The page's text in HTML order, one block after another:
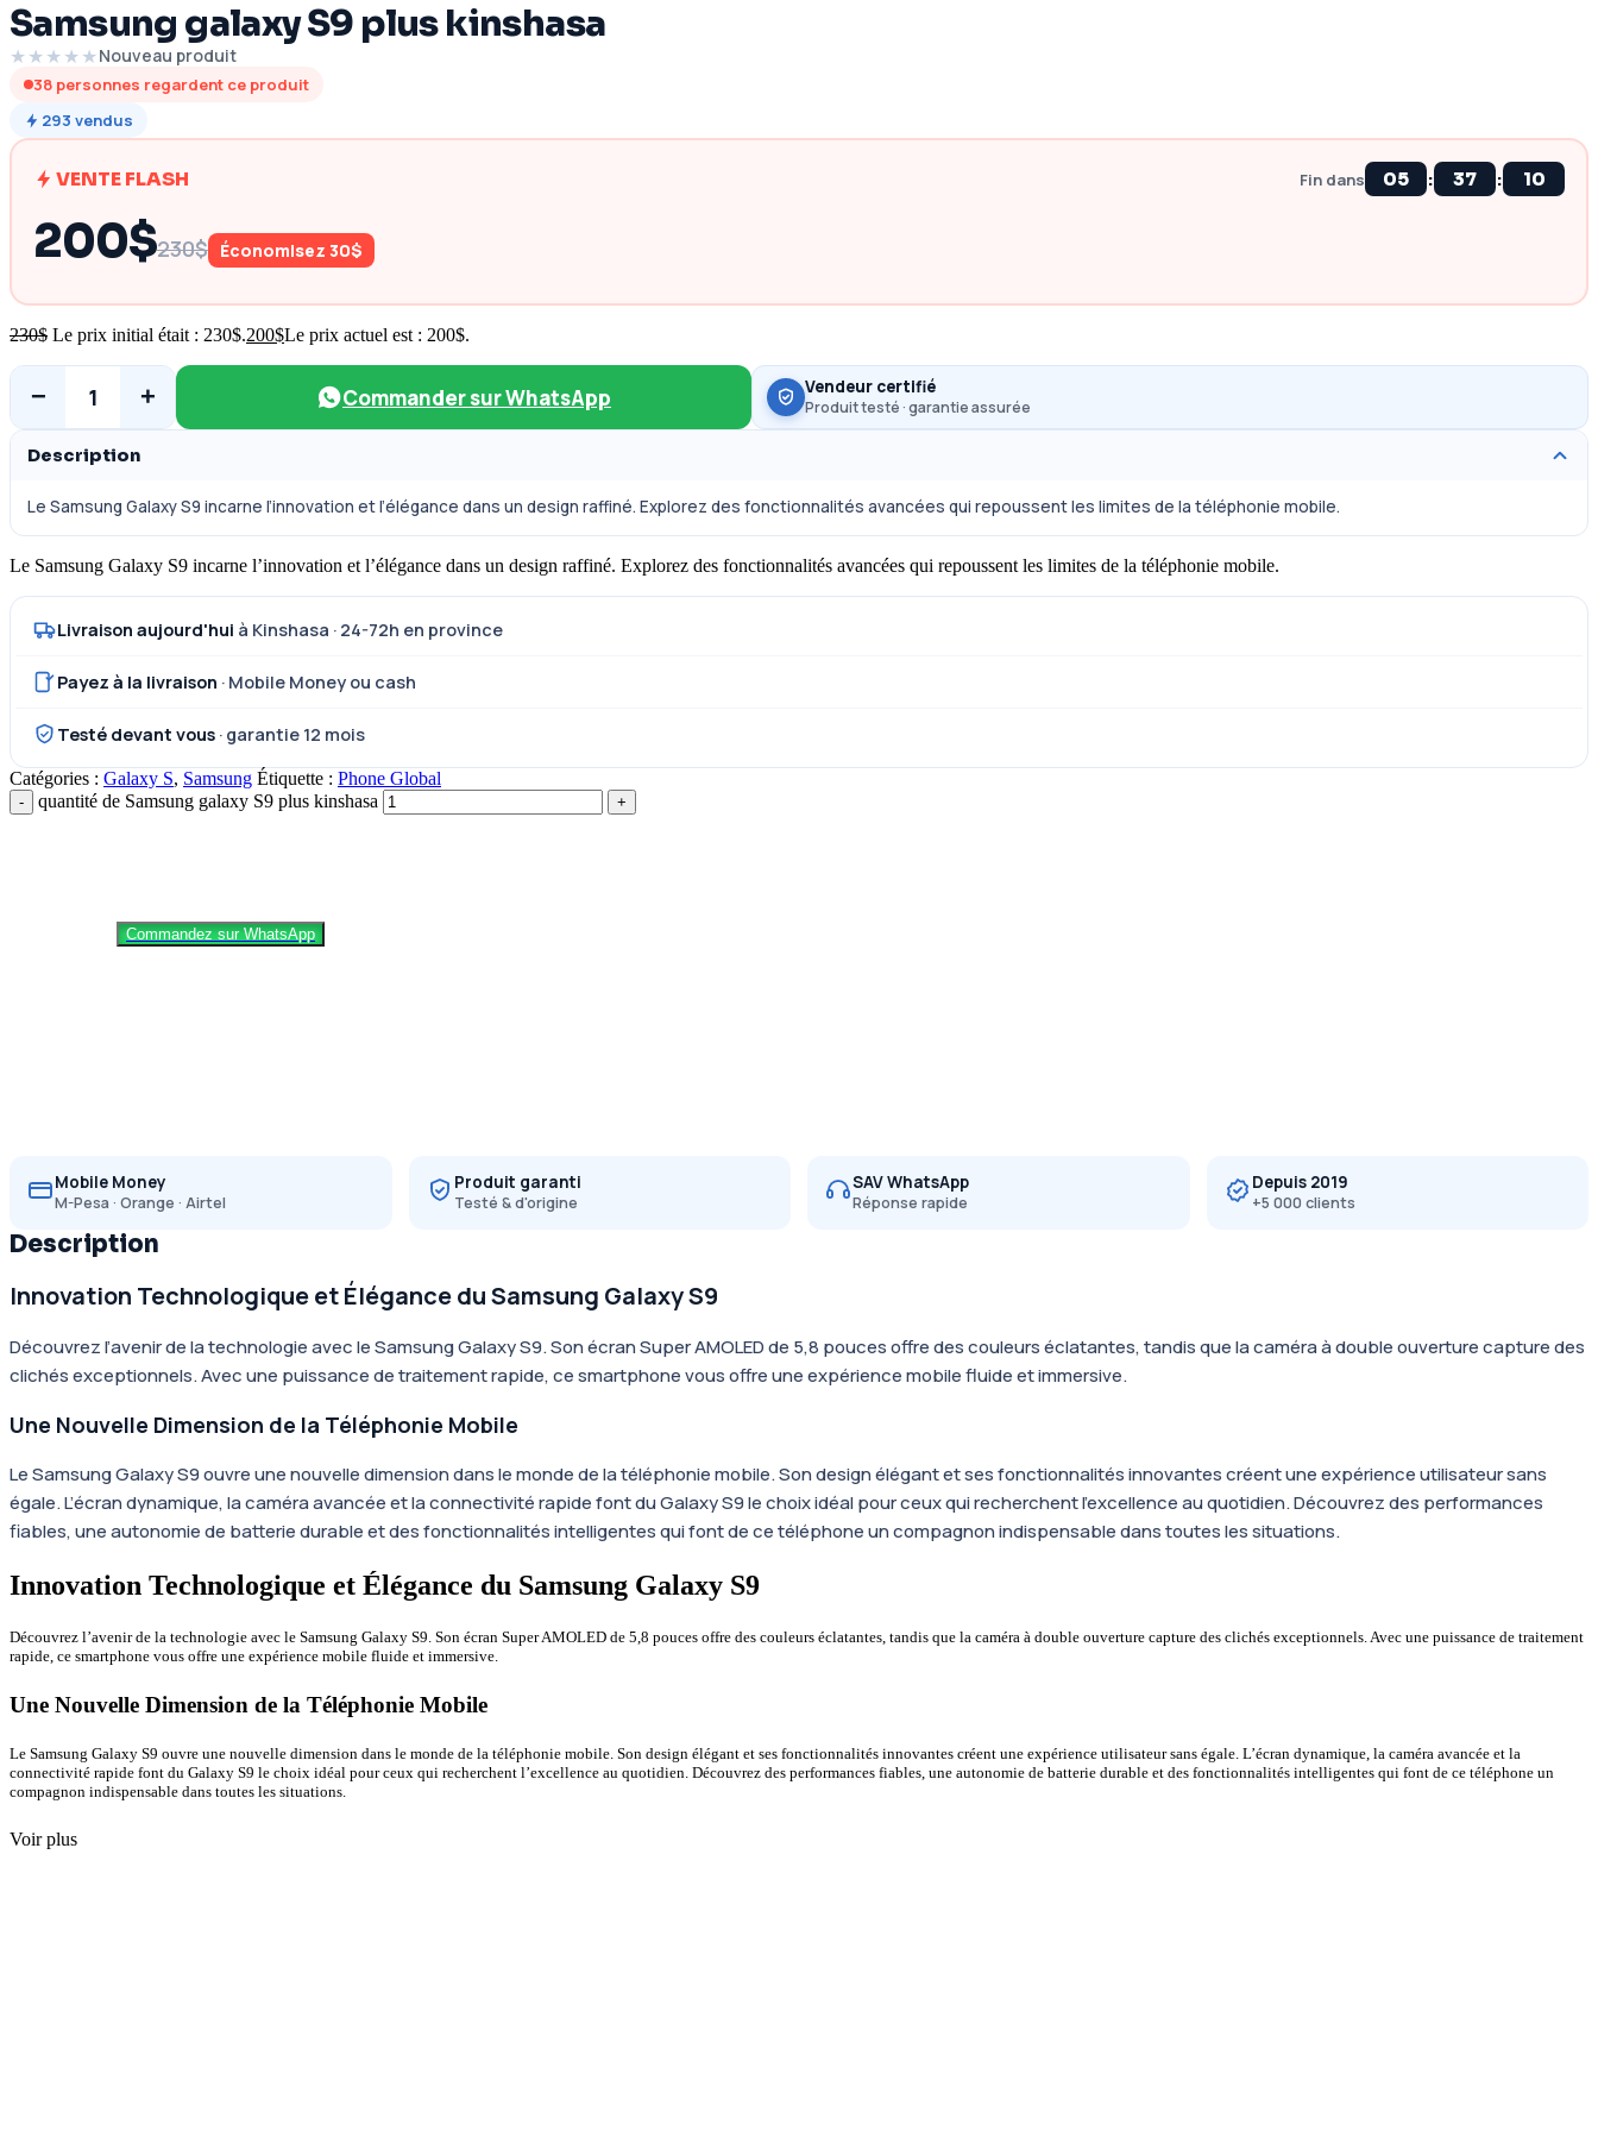
Samsung galaxy S9 plus kinshasa
★★★★★Nouveau produit
38 personnes regardent ce produit
293 vendus
VENTE FLASH Fin dans 05 : 37 : 09
200$230$ Économisez 30$
230$ Le prix initial était : 230$.200$Le prix actuel est : 200$.
− 1 + Commander sur WhatsApp Vendeur certifié
Produit testé · garantie assurée
Description
Le Samsung Galaxy S9 incarne l’innovation et l’élégance dans un design raffiné. Explorez des fonctionnalités avancées qui repoussent les limites de la téléphonie mobile.
Le Samsung Galaxy S9 incarne l’innovation et l’élégance dans un design raffiné. Explorez des fonctionnalités avancées qui repoussent les limites de la téléphonie mobile.
Livraison aujourd'hui à Kinshasa · 24-72h en province
Payez à la livraison · Mobile Money ou cash
Testé devant vous · garantie 12 mois
Catégories : Galaxy S, Samsung Étiquette : Phone Global
quantité de Samsung galaxy S9 plus kinshasa
Commandez sur WhatsApp
Mobile Money
M-Pesa · Orange · Airtel
Produit garanti
Testé & d'origine
SAV WhatsApp
Réponse rapide
Depuis 2019
+5 000 clients
Description
Innovation Technologique et Élégance du Samsung Galaxy S9
Découvrez l’avenir de la technologie avec le Samsung Galaxy S9. Son écran Super AMOLED de 5,8 pouces offre des couleurs éclatantes, tandis que la caméra à double ouverture capture des
clichés exceptionnels. Avec une puissance de traitement rapide, ce smartphone vous offre une expérience mobile fluide et immersive.
Une Nouvelle Dimension de la Téléphonie Mobile
Le Samsung Galaxy S9 ouvre une nouvelle dimension dans le monde de la téléphonie mobile. Son design élégant et ses fonctionnalités innovantes créent une expérience utilisateur sans
égale. L’écran dynamique, la caméra avancée et la connectivité rapide font du Galaxy S9 le choix idéal pour ceux qui recherchent l’excellence au quotidien. Découvrez des performances
fiables, une autonomie de batterie durable et des fonctionnalités intelligentes qui font de ce téléphone un compagnon indispensable dans toutes les situations.
Innovation Technologique et Élégance du Samsung Galaxy S9
Découvrez l’avenir de la technologie avec le Samsung Galaxy S9. Son écran Super AMOLED de 5,8 pouces offre des couleurs éclatantes, tandis que la caméra à double ouverture capture des clichés exceptionnels. Avec une puissance de traitement
rapide, ce smartphone vous offre une expérience mobile fluide et immersive.
Une Nouvelle Dimension de la Téléphonie Mobile
Le Samsung Galaxy S9 ouvre une nouvelle dimension dans le monde de la téléphonie mobile. Son design élégant et ses fonctionnalités innovantes créent une expérience utilisateur sans égale. L’écran dynamique, la caméra avancée et la
connectivité rapide font du Galaxy S9 le choix idéal pour ceux qui recherchent l’excellence au quotidien. Découvrez des performances fiables, une autonomie de batterie durable et des fonctionnalités intelligentes qui font de ce téléphone un
compagnon indispensable dans toutes les situations.
Voir plus